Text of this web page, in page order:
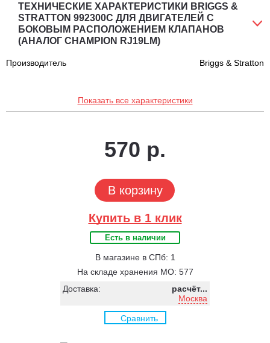
ТЕХНИЧЕСКИЕ ХАРАКТЕРИСТИКИ BRIGGS &
STRATTON 992300C ДЛЯ ДВИГАТЕЛЕЙ С
БОКОВЫМ РАСПОЛОЖЕНИЕМ КЛАПАНОВ
(АНАЛОГ CHAMPION RJ19LM)
Производитель Briggs & Stratton
Показать все характеристики
570 р.
В корзину
Купить в 1 клик
Есть в наличии
В магазине в СПб: 1
На складе хранения МО: 577
Доставка:
расчёт...
Москва
Сравнить